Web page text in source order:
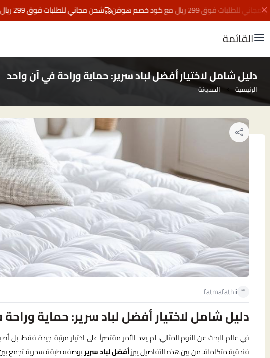
فوق 299 ريال مع كود خصم هوفن شحن مجاني للطلبات فوق 299 ريال مع كود خصم هوفن
القائمة
دليل شامل لاختيار أفضل لباد سرير: حماية وراحة في آن واحد
الرئيسية المدونة
fatmafathii
دليل شامل لاختيار أفضل لباد سرير: حماية
في عالم البحث عن النوم المثالي، لم يعد الأمر مقتصراً على اختيار مرتبة جيدة فقط،
فندقية متكاملة. من بين هذه التفاصيل يبرزأفضل لباد سريربوصفه طبقة سحرية تجمع